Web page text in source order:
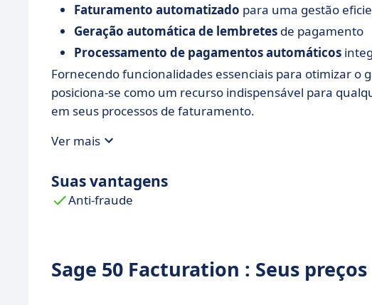
Faturamento automatizado para uma gestão
Geração automática de lembretes de pagamento
Processamento de pagamentos automáticos
Fornecendo funcionalidades essenciais para otimizar o
posiciona-se como um recurso indispensável para
em seus processos de faturamento.
Ver mais
Suas vantagens
Anti-fraude
Sage 50 Facturation : Seus preços